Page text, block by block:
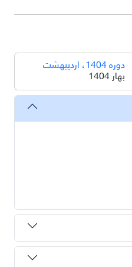
دوره 1404، اردیبهشت
بهار 1404